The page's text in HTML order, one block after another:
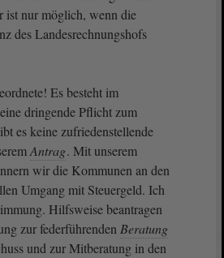
ist nur möglich, wenn die
des Landesrechnungshofs
Es besteht im
dringende Pflicht zum
es keine zufriedenstellende
Antrag. Mit unserem
wir die Kommunen an den
Umgang mit Steuergeld. Ich
Hilfsweise beantragen
zur federführenden Beratung
und zur Mitberatung in den